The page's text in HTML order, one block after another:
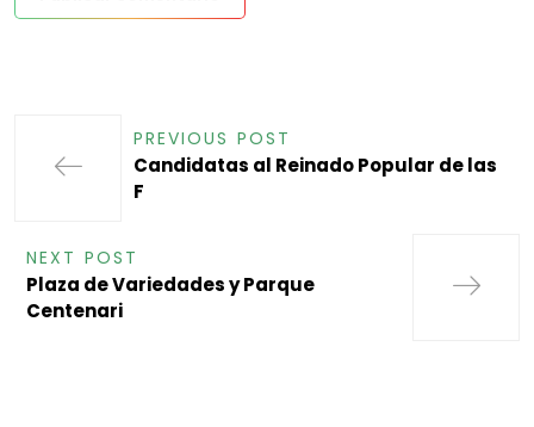
PREVIOUS POST
Candidatas al Reinado Popular de las
F
NEXT POST
Plaza de Variedades y Parque
Centenari